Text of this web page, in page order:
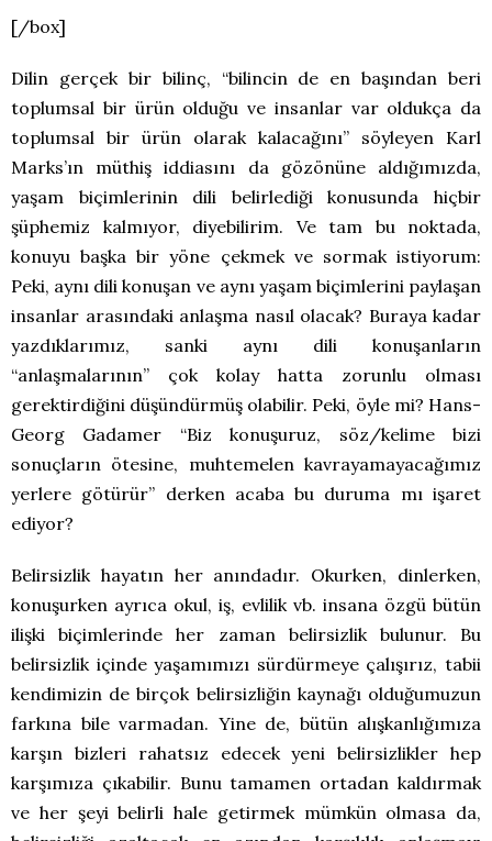
[/box]
Dilin gerçek bir bilinç, “bilincin de en başından beri
toplumsal bir ürün olduğu ve insanlar var oldukça da
toplumsal bir ürün olarak kalacağını” söyleyen Karl
Marks’ın müthiş iddiasını da gözönüne aldığımızda,
yaşam biçimlerinin dili belirlediği konusunda hiçbir
şüphemiz kalmıyor, diyebilirim. Ve tam bu noktada,
konuyu başka bir yöne çekmek ve sormak istiyorum:
Peki, aynı dili konuşan ve aynı yaşam biçimlerini paylaşan
insanlar arasındaki anlaşma nasıl olacak? Buraya kadar
yazdıklarımız, sanki aynı dili konuşanların
“anlaşmalarının” çok kolay hatta zorunlu olması
gerektirdiğini düşündürmüş olabilir. Peki, öyle mi? Hans-
Georg Gadamer “Biz konuşuruz, söz/kelime bizi
sonuçların ötesine, muhtemelen kavrayamayacağımız
yerlere götürür” derken acaba bu duruma mı işaret
ediyor?
Belirsizlik hayatın her anındadır. Okurken, dinlerken,
konuşurken ayrıca okul, iş, evlilik vb. insana özgü bütün
ilişki biçimlerinde her zaman belirsizlik bulunur. Bu
belirsizlik içinde yaşamımızı sürdürmeye çalışırız, tabii
kendimizin de birçok belirsizliğin kaynağı olduğumuzun
farkına bile varmadan. Yine de, bütün alışkanlığımıza
karşın bizleri rahatsız edecek yeni belirsizlikler hep
karşımıza çıkabilir. Bunu tamamen ortadan kaldırmak
ve her şeyi belirli hale getirmek mümkün olmasa da,